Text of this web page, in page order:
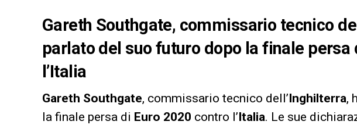
Gareth Southgate, commissario tecnico
parlato del suo futuro dopo la finale persa
l’Italia
Gareth Southgate, commissario tecnico dell’Inghilterra,
la finale persa di Euro 2020 contro l’Italia. Le sue